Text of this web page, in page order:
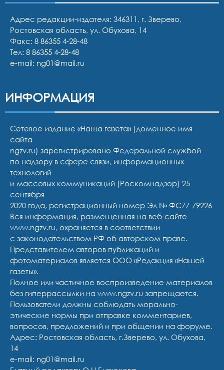
Адрес редакции-издателя: 346311, г. Зверево,
Ростовская область, ул. Обухова, 14
Факс: 8 86355 4-28-48
Тел: 8 86355 4-28-48
e-mail: ng01@mail.ru
ИНФОРМАЦИЯ
Сетевое издание «Наша газета» (доменное имя
сайта
ngzv.ru) зарегистрировано Федеральной службой
по надзору в сфере связи, информационных
технологий
и массовых коммуникаций (Роскомнадзор) 25
сентября
2020 года, регистрационный номер Эл № ФС77-79226
Вся информация, размещенная на веб-сайте
www.ngzv.ru, охраняется в соответствии
с законодательством РФ об авторском праве.
Представителем авторов публикаций и
фотоматериалов является ООО «Редакция «Нашей
газеты».
Полное или частичное воспроизведение материалов
без гиперрассылки на www.ngzv.ru запрещается.
Пользователи должны соблюдать морально-
этические нормы при отправке комментариев,
вопросов, предложений и при общении на форуме.
Адрес: Ростовская область, г.Зверево, ул. Обухова,
14
e-mail: ng01@mail.ru